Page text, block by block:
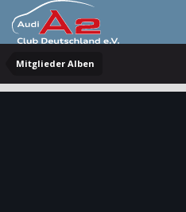
Mitglieder Alben